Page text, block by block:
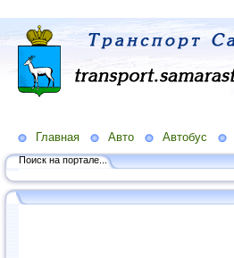
Главная Авто Автобус
Поиск на портале...